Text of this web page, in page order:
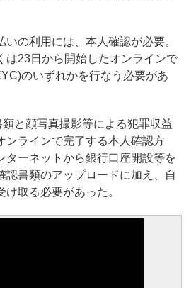
の利用には、本人確認が必要。
は23日から開始したオンラインで
のいずれかを行なう必要があ
と顔写真撮影等による犯罪収益
ンラインで完了する本人確認方
ターネットから銀行口座開設等を
認書類のアップロードに加え、自
取る必要があった。